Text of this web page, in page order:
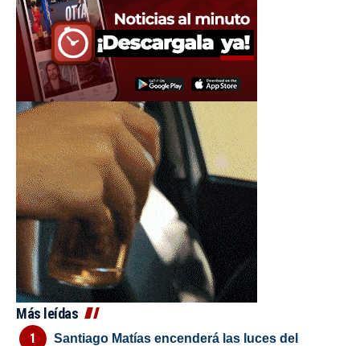
Más leídas
Santiago Matías encenderá las luces del